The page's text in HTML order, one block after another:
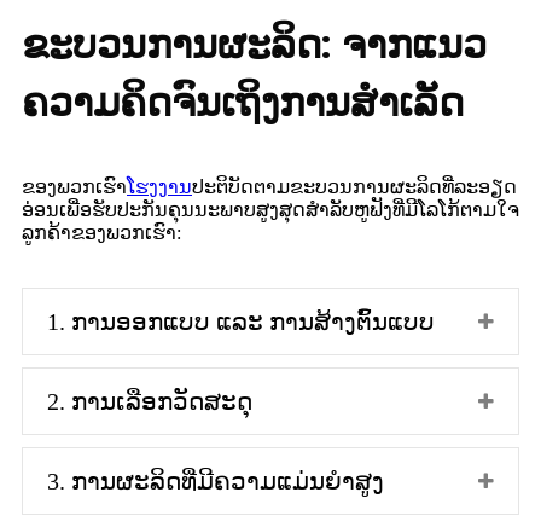
ຂະບວນການຜະລິດ: ຈາກແນວ
ຄວາມຄິດຈົນເຖິງການສຳເລັດ
ຂອງພວກເຮົາໂຮງງານປະຕິບັດຕາມຂະບວນການຜະລິດທີ່ລະອຽດ
ອ່ອນເພື່ອຮັບປະກັນຄຸນນະພາບສູງສຸດສຳລັບຫູຟັງທີ່ມີໂລໂກ້ຕາມໃຈ
ລູກຄ້າຂອງພວກເຮົາ:
1. ການອອກແບບ ແລະ ການສ້າງຕົ້ນແບບ
2. ການເລືອກວັດສະດຸ
3. ການຜະລິດທີ່ມີຄວາມແມ່ນຍໍາສູງ